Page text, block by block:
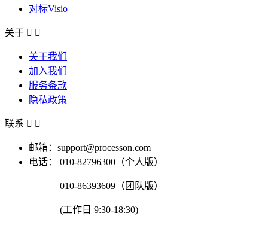
对标Visio
关于  
关于我们
加入我们
服务条款
隐私政策
联系  
邮箱：support@processon.com
电话：
010-82796300（个人版）
010-86393609（团队版）
(工作日 9:30-18:30)